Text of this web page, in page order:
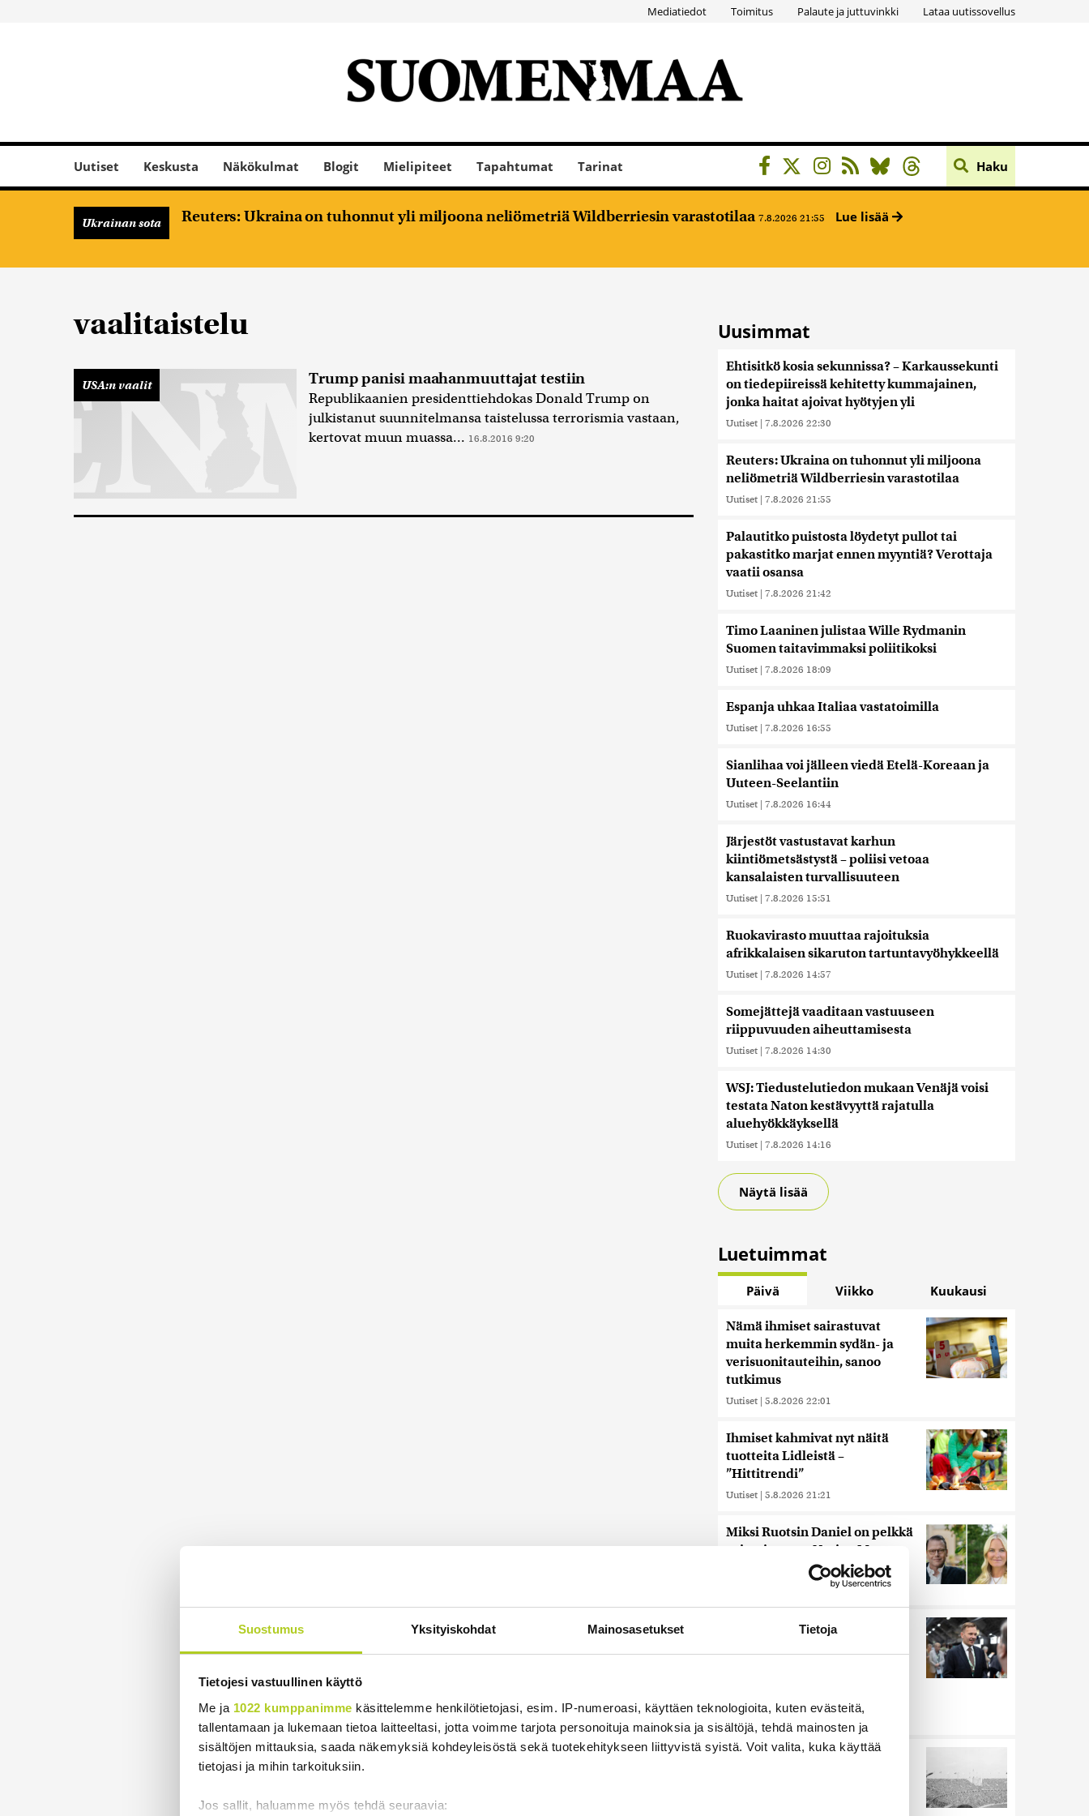
Suostumus Yksityiskohdat Mainosasetukset Tietoja
Tietojesi vastuullinen käyttö
Me ja 1022 kumppanimme käsittelemme henkilötietojasi, esim. IP-numeroasi, käyttäen teknologioita, kuten evästeitä,
tallentamaan ja lukemaan tietoa laitteeltasi, jotta voimme tarjota personoituja mainoksia ja sisältöjä, tehdä mainosten ja
sisältöjen mittauksia, saada näkemyksiä kohdeyleisöstä sekä tuotekehitykseen liittyvistä syistä. Voit valita, kuka käyttää
tietojasi ja mihin tarkoituksiin.
Jos sallit, haluamme myös tehdä seuraavia:
Mediatiedot Toimitus Palaute ja juttuvinkki Lataa uutissovellus
Uutiset Keskusta Näkökulmat Blogit Mielipiteet Tapahtumat Tarinat Haku
Ukrainan sota Reuters: Ukraina on tuhonnut yli miljoona neliömetriä Wildberriesin varastotilaa 7.8.2026 21:55 Lue lisää
vaalitaistelu
USA:n vaalit Trump panisi maahanmuuttajat testiin
Republikaanien presidenttiehdokas Donald Trump on
julkistanut suunnitelmansa taistelussa terrorismia vastaan,
kertovat muun muassa... 16.8.2016 9:20
Uusimmat
Ehtisitkö kosia sekunnissa? – Karkaussekunti
on tiedepiireissä kehitetty kummajainen,
jonka haitat ajoivat hyötyjen yli
Uutiset | 7.8.2026 22:30
Reuters: Ukraina on tuhonnut yli miljoona
neliömetriä Wildberriesin varastotilaa
Uutiset | 7.8.2026 21:55
Palautitko puistosta löydetyt pullot tai
pakastitko marjat ennen myyntiä? Verottaja
vaatii osansa
Uutiset | 7.8.2026 21:42
Timo Laaninen julistaa Wille Rydmanin
Suomen taitavimmaksi poliitikoksi
Uutiset | 7.8.2026 18:09
Espanja uhkaa Italiaa vastatoimilla
Uutiset | 7.8.2026 16:55
Sianlihaa voi jälleen viedä Etelä-Koreaan ja
Uuteen-Seelantiin
Uutiset | 7.8.2026 16:44
Järjestöt vastustavat karhun
kiintiömetsästystä – poliisi vetoaa
kansalaisten turvallisuuteen
Uutiset | 7.8.2026 15:51
Ruokavirasto muuttaa rajoituksia
afrikkalaisen sikaruton tartuntavyöhykkeellä
Uutiset | 7.8.2026 14:57
Somejättejä vaaditaan vastuuseen
riippuvuuden aiheuttamisesta
Uutiset | 7.8.2026 14:30
WSJ: Tiedustelutiedon mukaan Venäjä voisi
testata Naton kestävyyttä rajatulla
aluehyökkäyksellä
Uutiset | 7.8.2026 14:16
Näytä lisää
Luetuimmat
Päivä Viikko Kuukausi
Nämä ihmiset sairastuvat
muita herkemmin sydän- ja
verisuonitauteihin, sanoo
tutkimus
Uutiset | 5.8.2026 22:01
Ihmiset kahmivat nyt näitä
tuotteita Lidleistä –
”Hittitrendi”
Uutiset | 5.8.2026 21:21
Miksi Ruotsin Daniel on pelkkä
prinssi, mutta Norjan Mette-
Marit on kruununprinsessa?
3.8.2026 21:46
Keskustan Siika-aho kertoo,
Uutiset
Harva tajusi Hitlerin